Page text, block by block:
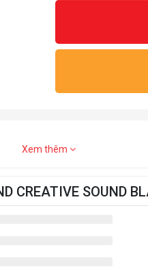
Xem thêm
CREATIVE SOUND